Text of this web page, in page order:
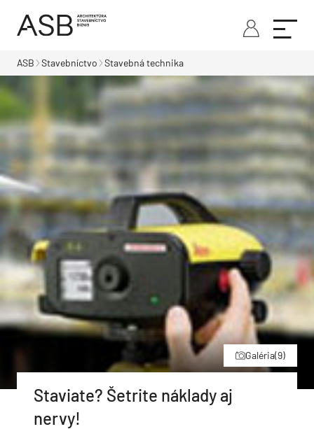
ASB Stavebníctvo Stavebná technika
Galéria(9)
Staviate? Šetrite náklady aj
nervy!